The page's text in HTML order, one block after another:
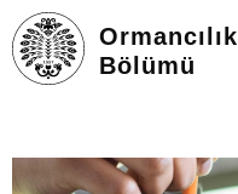
Ormancılık
Bölümü
HAKKIMIZDA